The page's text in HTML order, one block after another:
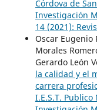
Córdova de
Investigación
14 (2021):
Oscar Eugenio
Morales
Gerardo León
la calidad y el
carrera
I.E.S.T.